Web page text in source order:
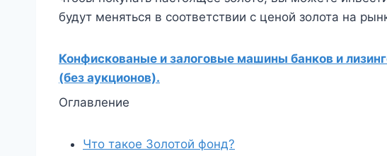
будут меняться в соответствии с ценой золота на
Конфискованые и залоговые машины банков и
(без аукционов).
Оглавление
Что такое Золотой фонд?